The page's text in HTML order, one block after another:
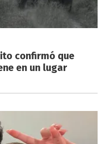
confirmó que
en un lugar